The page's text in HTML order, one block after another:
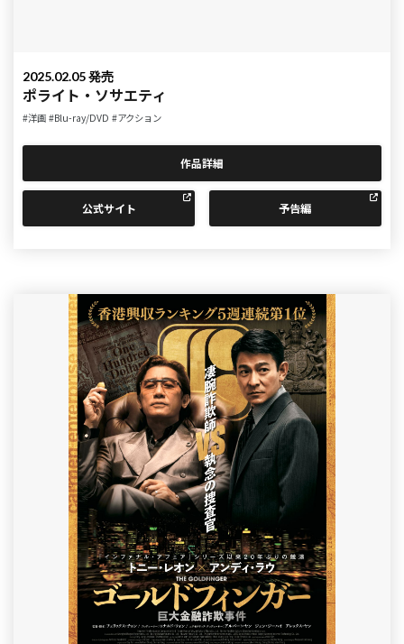
2025.02.05 発売
ポライト・ソサエティ
#洋画 #Blu-ray/DVD #アクション
作品詳細
公式サイト 予告編